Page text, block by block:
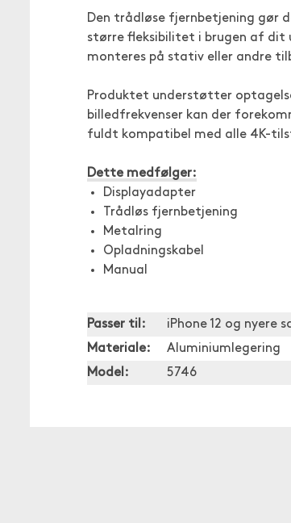
Den trådløse fjernbetjening gør
større fleksibilitet i brugen af dit
monteres på stativ eller andre
Produktet understøtter
billedfrekvenser kan der
fuldt kompatibel med alle 4K-
Dette medfølger:
Displayadapter
Trådløs fjernbetjening
Metalring
Opladningskabel
Manual
Passer til:
iPhone 12 og nyere
Materiale:
Aluminiumlegering
Model:
5746